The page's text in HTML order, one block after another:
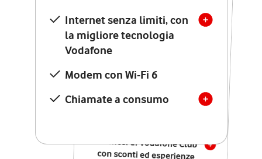
Internet senza limiti, con
la migliore tecnologia
Vodafone
Modem con Wi-Fi 6
Chiamate a consumo
Internet senza limiti, con
la migliore tecnologia
Vodafone
Modem Seven con Wi-Fi 7
Chiamate illimitate verso
numeri fissi e mobili
nazionali
12 mesi di Vodafone Club
con sconti ed esperienze
esclusive, poi si disattiva